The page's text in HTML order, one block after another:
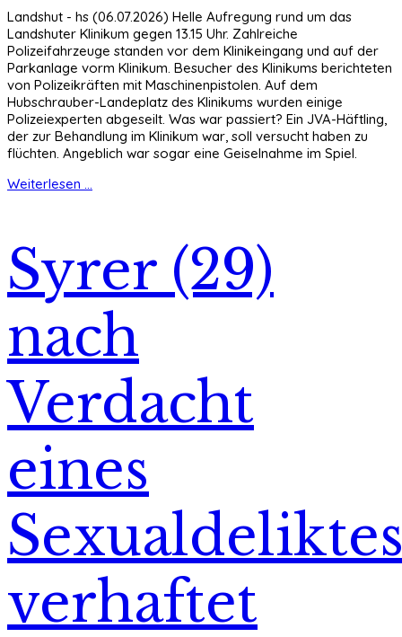
Landshut - hs (06.07.2026) Helle Aufregung rund um das
Landshuter Klinikum gegen 13.15 Uhr. Zahlreiche
Polizeifahrzeuge standen vor dem Klinikeingang und auf der
Parkanlage vorm Klinikum. Besucher des Klinikums berichteten
von Polizeikräften mit Maschinenpistolen. Auf dem
Hubschrauber-Landeplatz des Klinikums wurden einige
Polizeiexperten abgeseilt. Was war passiert? Ein JVA-Häftling,
der zur Behandlung im Klinikum war, soll versucht haben zu
flüchten. Angeblich war sogar eine Geiselnahme im Spiel.
Weiterlesen ...
Syrer (29)
nach
Verdacht
eines
verhaftet